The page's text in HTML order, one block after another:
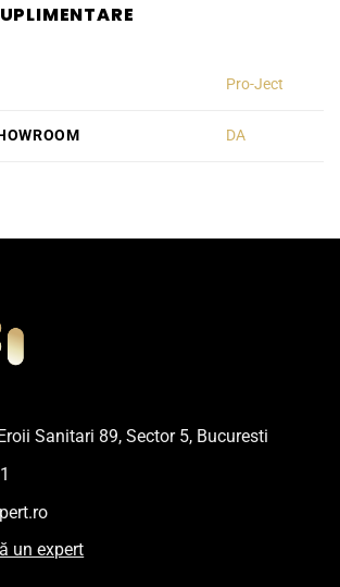
Pro-Ject
DA
Sanitari 89, Sector 5, Bucuresti
un expert